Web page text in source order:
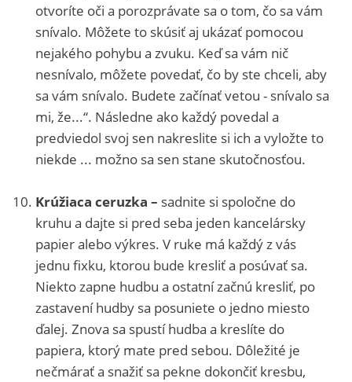
otvoríte oči a porozprávate sa o tom, čo sa vám
snívalo. Môžete to skúsiť aj ukázať pomocou
nejakého pohybu a zvuku. Keď sa vám nič
nesnívalo, môžete povedať, čo by ste chceli, aby
sa vám snívalo. Budete začínať vetou - snívalo sa
mi, že...“. Následne ako každý povedal a
predviedol svoj sen nakreslite si ich a vyložte to
niekde ... možno sa sen stane skutočnosťou.
Krúžiaca ceruzka – sadnite si spoločne do
kruhu a dajte si pred seba jeden kancelársky
papier alebo výkres. V ruke má každý z vás
jednu fixku, ktorou bude kresliť a posúvať sa.
Niekto zapne hudbu a ostatní začnú kresliť, po
zastavení hudby sa posuniete o jedno miesto
ďalej. Znova sa spustí hudba a kreslíte do
papiera, ktorý mate pred sebou. Dôležité je
nečmárať a snažiť sa pekne dokončiť kresbu,